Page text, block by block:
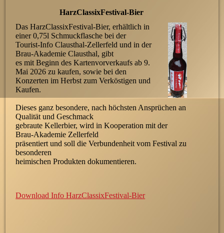
HarzClassixFestival-Bier
Das HarzClassixFestival-Bier, erhältlich in
einer 0,75l Schmuckflasche bei der
Tourist-Info Clausthal-Zellerfeld und in der
Brau-Akademie Clausthal, gibt
es mit Beginn des Kartenvorverkaufs ab 9.
Mai 2026 zu kaufen, sowie bei den
Konzerten im Herbst zum Verköstigen und
Kaufen.
Dieses ganz besondere, nach höchsten Ansprüchen an
Qualität und Geschmack
gebraute Kellerbier, wird in Kooperation mit der
Brau-Akademie Zellerfeld
präsentiert und soll die Verbundenheit vom Festival zu
besonderen
heimischen Produkten dokumentieren.
Download Info HarzClassixFestival-Bier